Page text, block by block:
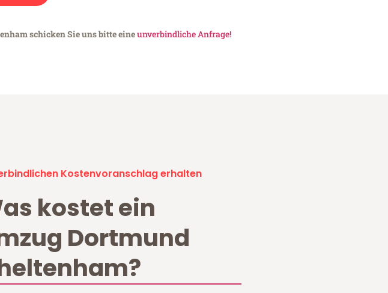
schicken Sie uns bitte eineunverbindliche Anfrage!
Kostenvoranschlag erhalten
kostet ein
Dortmund